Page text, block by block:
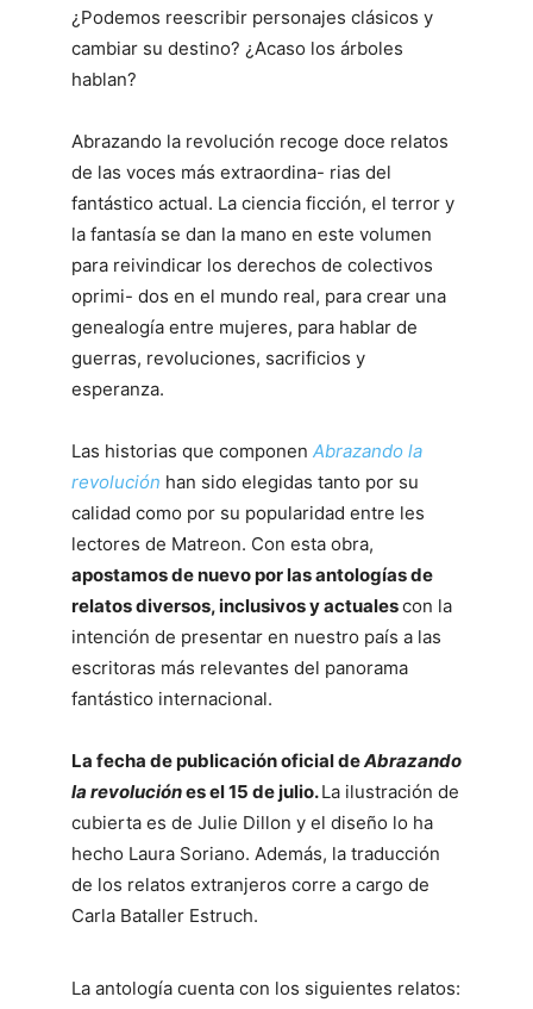
¿Podemos reescribir personajes clásicos y
cambiar su destino? ¿Acaso los árboles
hablan?
Abrazando la revolución recoge doce relatos
de las voces más extraordina- rias del
fantástico actual. La ciencia ficción, el terror y
la fantasía se dan la mano en este volumen
para reivindicar los derechos de colectivos
oprimi- dos en el mundo real, para crear una
genealogía entre mujeres, para hablar de
guerras, revoluciones, sacrificios y
esperanza.
Las historias que componen Abrazando la
revolución han sido elegidas tanto por su
calidad como por su popularidad entre les
lectores de Matreon. Con esta obra,
apostamos de nuevo por las antologías de
relatos diversos, inclusivos y actualescon la
intención de presentar en nuestro país a las
escritoras más relevantes del panorama
fantástico internacional.
La fecha de publicación oficial deAbrazando
la revoluciónes el 15 de julio.La ilustración de
cubierta es de Julie Dillon y el diseño lo ha
hecho Laura Soriano. Además, la traducción
de los relatos extranjeros corre a cargo de
Carla Bataller Estruch.
La antología cuenta con los siguientes relatos: